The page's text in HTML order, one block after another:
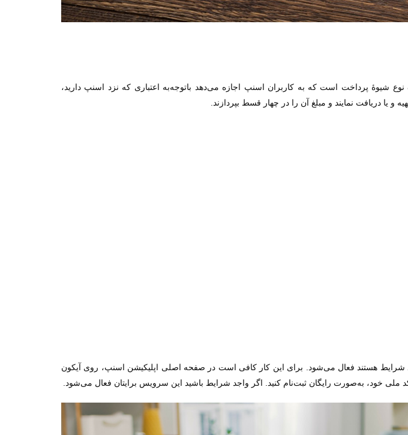
پرداخت است که به کاربران اسنپ اجازه می‌دهد باتوجه‌به اعتباری که نزد اسنپ دارید،
یا دریافت نمایند و مبلغ آن را در چهار قسط بپردازند.
شرایط هستند فعال می‌شود. برای این کار کافی است در صفحه اصلی اپلیکیشن اسنپ، روی آیکون
ملی خود، به‌صورت رایگان ثبت‌نام کنید. اگر واجد شرایط باشید این سرویس برایتان فعال می‌شود.